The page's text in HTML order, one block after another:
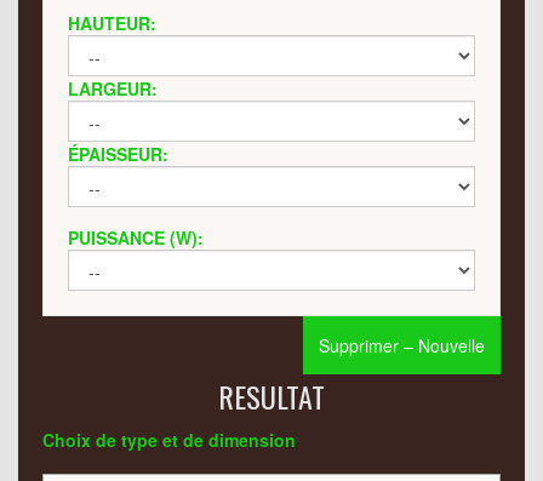
HAUTEUR:
LARGEUR:
ÉPAISSEUR:
PUISSANCE (W):
Supprimer – Nouvelle
RESULTAT
Choix de type et de dimension